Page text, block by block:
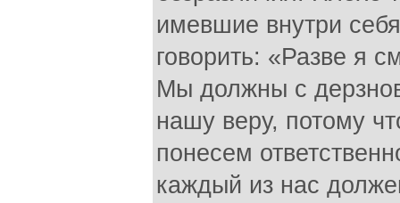
имевшие внутри
говорить: «Разве я
Мы должны с
нашу веру, потому
понесем
каждый из нас